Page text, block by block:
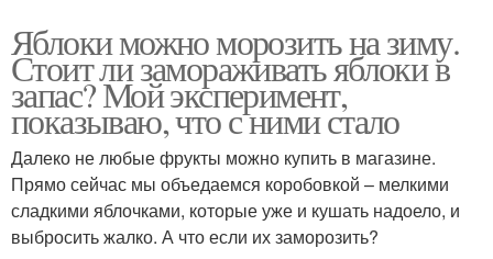
Яблоки можно морозить на зиму.
Стоит ли замораживать яблоки в
запас? Мой эксперимент,
показываю, что с ними стало
Далеко не любые фрукты можно купить в магазине.
Прямо сейчас мы объедаемся коробовкой – мелкими
сладкими яблочками, которые уже и кушать надоело, и
выбросить жалко. А что если их заморозить?